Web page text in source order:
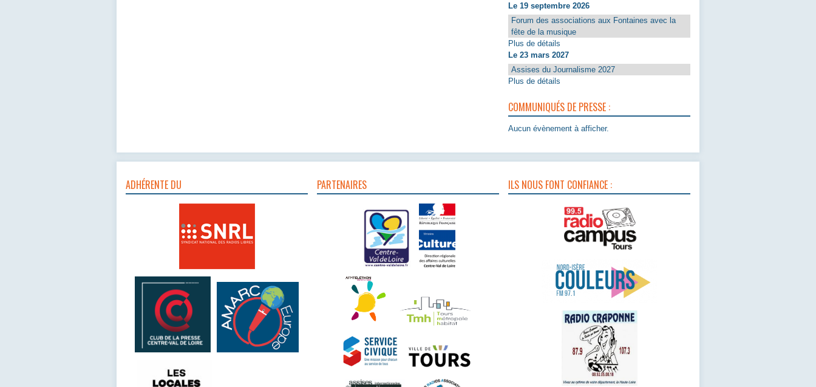
Le 19 septembre 2026
Forum des associations aux Fontaines avec la
fête de la musique
Plus de détails
Le 23 mars 2027
Assises du Journalisme 2027
Plus de détails
COMMUNIQUÉS DE PRESSE :
Aucun évènement à afficher.
ADHÉRENTE DU PARTENAIRES ILS NOUS FONT CONFIANCE :